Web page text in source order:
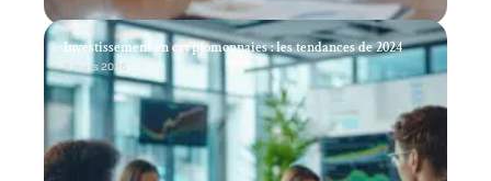
Investissement en cryptomonnaies : les tendances de 2024
11 mars 2026